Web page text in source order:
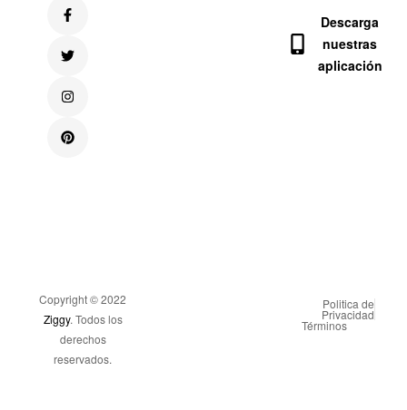
Descarga
nuestras
aplicación
Copyright © 2022
Ziggy. Todos los
derechos
reservados.
Politica de
Privacidad
Términos